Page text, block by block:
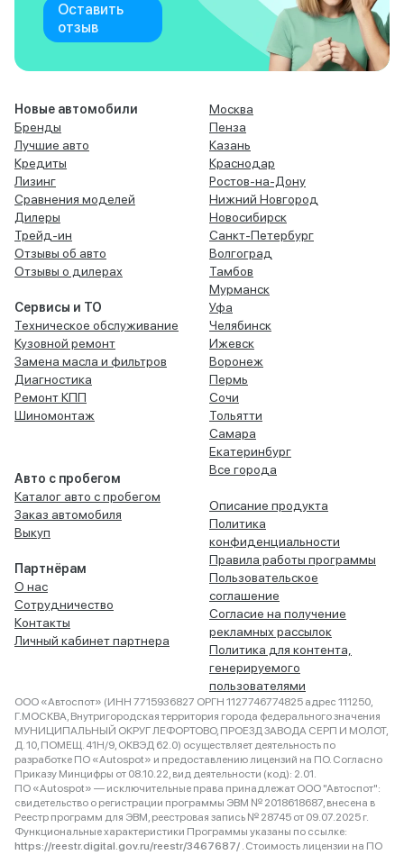
Оставить
отзыв
Новые автомобили
Бренды
Лучшие авто
Кредиты
Лизинг
Сравнения моделей
Дилеры
Трейд-ин
Отзывы об авто
Отзывы о дилерах
Сервисы и ТО
Техническое обслуживание
Кузовной ремонт
Замена масла и фильтров
Диагностика
Ремонт КПП
Шиномонтаж
Авто с пробегом
Каталог авто с пробегом
Заказ автомобиля
Выкуп
Партнёрам
О нас
Сотрудничество
Контакты
Личный кабинет партнера
Москва
Пенза
Казань
Краснодар
Ростов-на-Дону
Нижний Новгород
Новосибирск
Санкт-Петербург
Волгоград
Тамбов
Мурманск
Уфа
Челябинск
Ижевск
Воронеж
Пермь
Сочи
Тольятти
Самара
Екатеринбург
Все города
Описание продукта
Политика
конфиденциальности
Правила работы программы
Пользовательское
соглашение
Согласие на получение
рекламных рассылок
Политика для контента,
генерируемого
пользователями
ООО «Автоспот» (ИНН 7715936827 ОРГН 1127746774825 адрес 111250,
Г.МОСКВА, Внутригородская территория города федерального значения
МУНИЦИПАЛЬНЫЙ ОКРУГ ЛЕФОРТОВО, ПРОЕЗД ЗАВОДА СЕРП И МОЛОТ,
Д. 10, ПОМЕЩ. 41Н/9, ОКВЭД 62.0) осуществляет деятельность по
разработке ПО «Autospot» и предоставлению лицензий на ПО. Согласно
Приказу Минцифры от 08.10.22, вид деятельности (код): 2.01.
ПО «Autospot» — исключительные права принадлежат ООО "Автоспот":
свидетельство о регистрации программы ЭВМ № 2018618687, внесена в
Реестр программ для ЭВМ, реестровая запись № 28745 от 09.07.2025 г.
Функциональные характеристики Программы указаны по ссылке:
https://reestr.digital.gov.ru/reestr/3467687/ . Стоимость лицензии на ПО